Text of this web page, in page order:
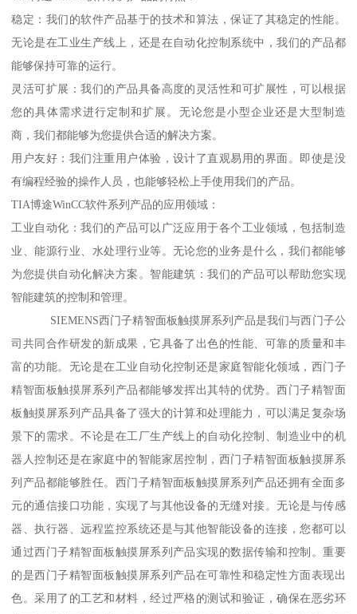
稳定：我们的软件产品基于的技术和算法，保证了其稳定的性能。
无论是在工业生产线上，还是在自动化控制系统中，我们的产品都
能够保持可靠的运行。
灵活可扩展：我们的产品具备高度的灵活性和可扩展性，可以根据
您的具体需求进行定制和扩展。无论您是小型企业还是大型制造
商，我们都能够为您提供合适的解决方案。
用户友好：我们注重用户体验，设计了直观易用的界面。即使是没
有编程经验的操作人员，也能够轻松上手使用我们的产品。
TIA博途WinCC软件系列产品的应用领域：
工业自动化：我们的产品可以广泛应用于各个工业领域，包括制造
业、能源行业、水处理行业等。无论您的业务是什么，我们都能够
为您提供自动化解决方案。智能建筑：我们的产品可以帮助您实现
智能建筑的控制和管理。
SIEMENS西门子精智面板触摸屏系列产品是我们与西门子公
司共同合作研发的新成果，它具备了出色的性能、可靠的质量和丰
富的功能。无论是在工业自动化控制还是家庭智能化领域，西门子
精智面板触摸屏系列产品都能够发挥出其特的优势。西门子精智面
板触摸屏系列产品具备了强大的计算和处理能力，可以满足复杂场
景下的需求。不论是在工厂生产线上的自动化控制、制造业中的机
器人控制还是在家庭中的智能家居控制，西门子精智面板触摸屏系
列产品都能够胜任。西门子精智面板触摸屏系列产品还拥有全面多
元的通信接口功能，实现了与其他设备的无缝对接。无论是与传感
器、执行器、远程监控系统还是与其他智能设备的连接，您都可以
通过西门子精智面板触摸屏系列产品实现的数据传输和控制。重要
的是西门子精智面板触摸屏系列产品在可靠性和稳定性方面表现出
色。采用了的工艺和材料，经过严格的测试和验证，确保在恶劣环